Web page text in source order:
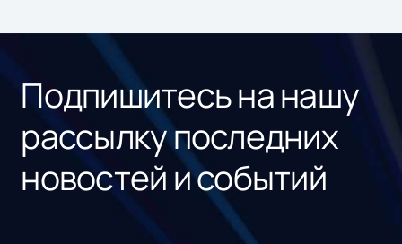
Подпишитесь на нашу
рассылку последних
новостей и событий